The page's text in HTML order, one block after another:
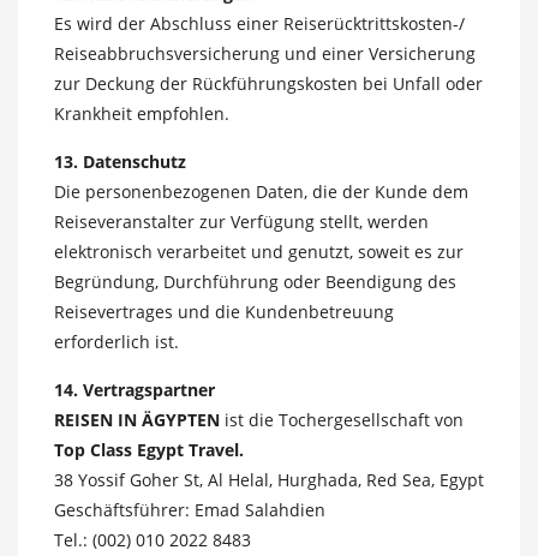
Es wird der Abschluss einer Reiserücktrittskosten-/
Reiseabbruchsversicherung und einer Versicherung
zur Deckung der Rückführungskosten bei Unfall oder
Krankheit empfohlen.
13. Datenschutz
Die personenbezogenen Daten, die der Kunde dem
Reiseveranstalter zur Verfügung stellt, werden
elektronisch verarbeitet und genutzt, soweit es zur
Begründung, Durchführung oder Beendigung des
Reisevertrages und die Kundenbetreuung
erforderlich ist.
14. Vertragspartner
REISEN IN ÄGYPTEN ist die Tochergesellschaft von
Top Class Egypt Travel.
38 Yossif Goher St, Al Helal, Hurghada, Red Sea, Egypt
Geschäftsführer: Emad Salahdien
Tel.: (002) 010 2022 8483